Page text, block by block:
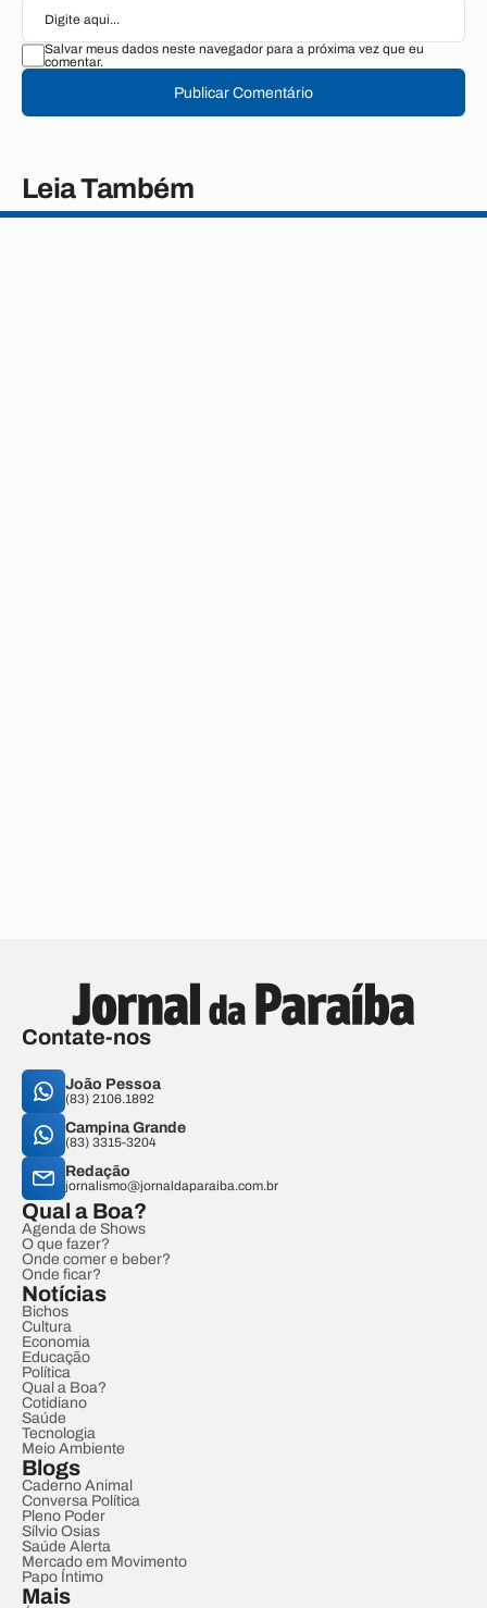
Salvar meus dados neste navegador para a próxima vez que eu
comentar.
Publicar Comentário
Leia Também
Contate-nos
João Pessoa
(83) 2106.1892
Campina Grande
(83) 3315-3204
Redação
jornalismo@jornaldaparaiba.com.br
Qual a Boa?
Agenda de Shows
O que fazer?
Onde comer e beber?
Onde ficar?
Notícias
Bichos
Cultura
Economia
Educação
Política
Qual a Boa?
Cotidiano
Saúde
Tecnologia
Meio Ambiente
Blogs
Caderno Animal
Conversa Política
Pleno Poder
Sílvio Osias
Saúde Alerta
Mercado em Movimento
Papo Íntimo
Mais